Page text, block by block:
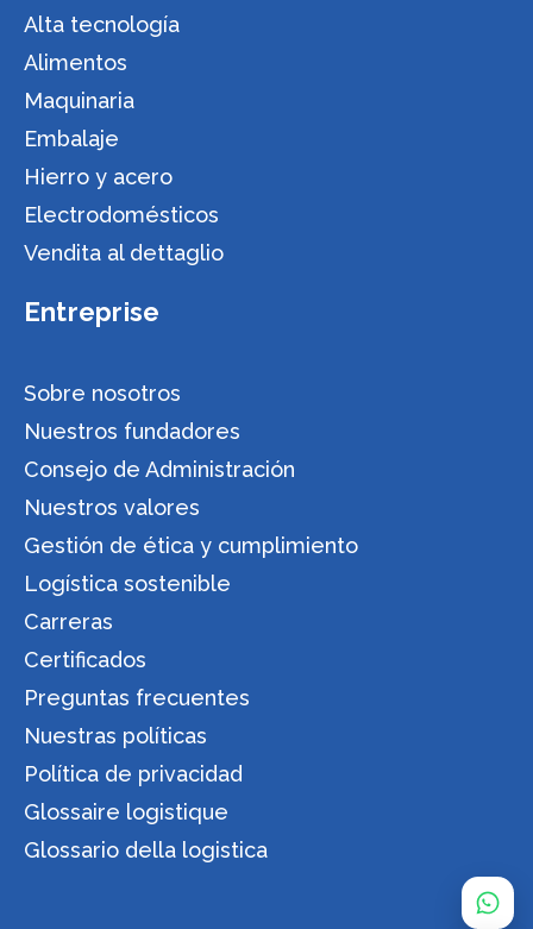
Alta tecnología
Alimentos
Maquinaria
Embalaje
Hierro y acero
Electrodomésticos
Vendita al dettaglio
Entreprise
Sobre nosotros
Nuestros fundadores
Consejo de Administración
Nuestros valores
Gestión de ética y cumplimiento
Logística sostenible
Carreras
Certificados
Preguntas frecuentes
Nuestras políticas
Política de privacidad
Glossaire logistique
Glossario della logistica